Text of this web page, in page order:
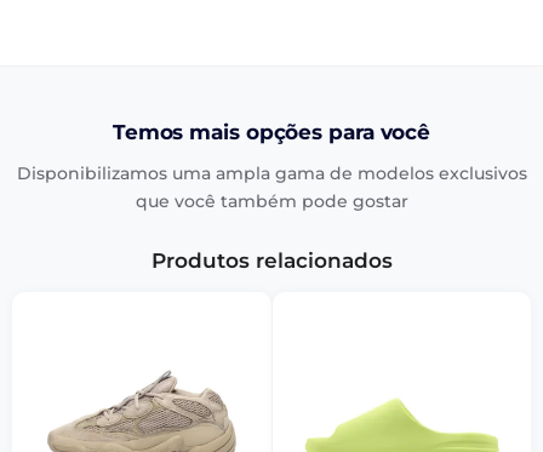
Temos mais opções para você
Disponibilizamos uma ampla gama de modelos exclusivos
que você também pode gostar
Produtos relacionados